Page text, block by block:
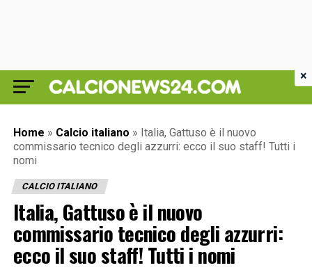
Home » Calcio italiano » Italia, Gattuso è il nuovo
commissario tecnico degli azzurri: ecco il suo staff! Tutti i
nomi
CALCIO ITALIANO
Italia, Gattuso è il nuovo
commissario tecnico degli azzurri:
ecco il suo staff! Tutti i nomi
×